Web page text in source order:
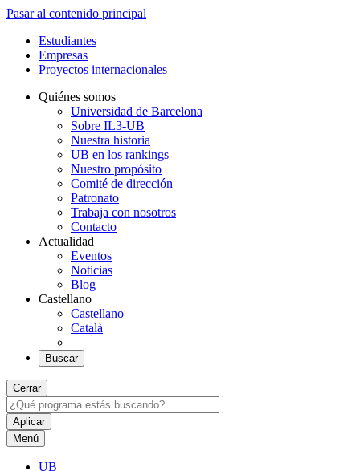
Pasar al contenido principal
Estudiantes
Empresas
Proyectos internacionales
Quiénes somos
Universidad de Barcelona
Sobre IL3-UB
Nuestra historia
UB en los rankings
Nuestro propósito
Comité de dirección
Patronato
Trabaja con nosotros
Contacto
Actualidad
Eventos
Noticias
Blog
Castellano
Castellano
Català
Buscar
Cerrar
Menú
UB